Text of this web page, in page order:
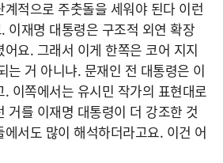
적으로 주춧돌을 세워야 된다 이런
이재명 대통령은 구조적 외연 확장
요. 그래서 이게 한쪽은 코어 지지
는 거 아니냐. 문재인 전 대통령은 이
이쪽에서는 유시민 작가의 표현대로
거를 이재명 대통령이 더 강조한 것
서도 많이 해석하더라고요. 이건 어